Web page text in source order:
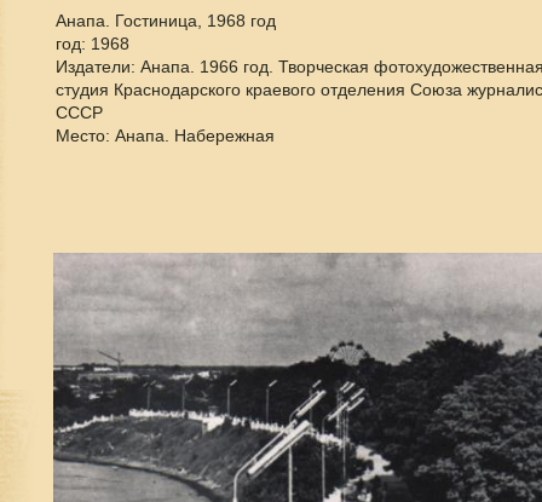
Анапа. Гостиница, 1968 год
год: 1968
Издатели: Анапа. 1966 год. Творческая
студия Краснодарского краевого отделения Союза
СССР
Место: Анапа. Набережная